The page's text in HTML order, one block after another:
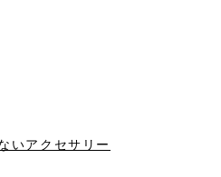
いアクセサリー